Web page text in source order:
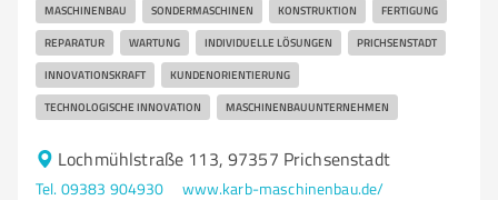
MASCHINENBAU SONDERMASCHINEN KONSTRUKTION FERTIGUNG
REPARATUR WARTUNG INDIVIDUELLE LÖSUNGEN PRICHSENSTADT
INNOVATIONSKRAFT KUNDENORIENTIERUNG
TECHNOLOGISCHE INNOVATION MASCHINENBAUUNTERNEHMEN
Lochmühlstraße 113, 97357 Prichsenstadt
Tel. 09383 904930 www.karb-maschinenbau.de/